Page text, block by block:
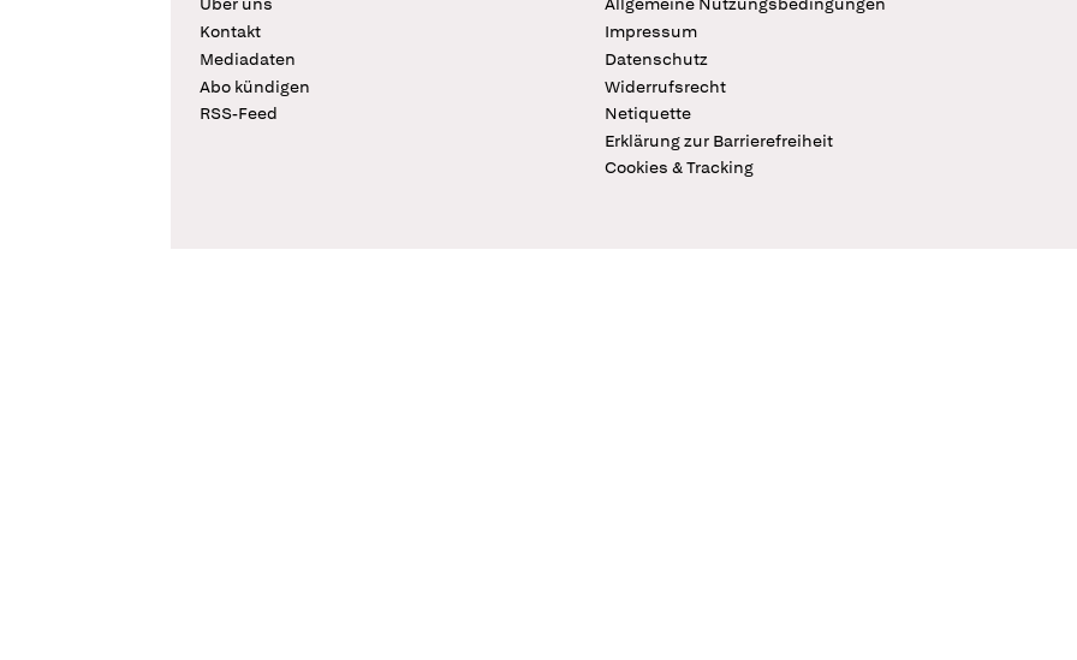
Kontakt
Mediadaten
Abo kündigen
RSS-Feed
Impressum
Datenschutz
Widerrufsrecht
Netiquette
Erklärung zur Barrierefreiheit
Cookies & Tracking